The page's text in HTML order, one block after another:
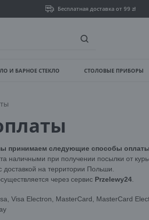
Бесплатная доставка от 99 zł
И БАРНОЕ СТЕКЛО СТОЛОВЫЕ ПРИБОРЫ
принимаем следующие способы
наличными при получении посылки от
доставкой на территории Польши.
через сервис Przelewy24
Visa Electron, MasterCard, MasterCard